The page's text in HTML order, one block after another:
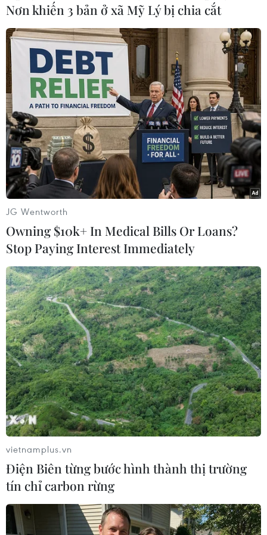
Bà tuyên bố sẽ tiếp tục là một trong những
người ủng hộ trung thành Tổng thống Trump.
Cha của bà - ông Mike Huckabee - là cựu Thống
đốc bang Arkansas giai đoạn 1996-2007./.
(TTXVN/Vietnam+)
#Sarah Sanders
#Thư ký báo chí Nhà Trắng
#Donald Trump
#Nhà Trắng #Mạng xã hội Mỹ
Theo dõi VietnamPlus
TIN LIÊN QUAN
Nơn khiến 3 bản ở xã Mỹ Lý bị chia cắt
JG Wentworth
Owning $10k+ In Medical Bills Or Loans?
Stop Paying Interest Immediately
vietnamplus.vn
Điện Biên từng bước hình thành thị trường
tín chỉ carbon rừng